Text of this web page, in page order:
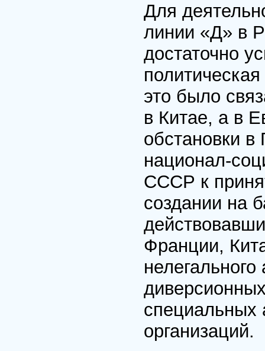
Для
линии «Д» в
достаточно
это было
в Китае, а в
обстановки в
национал-
СССР к
создании на
Франции,
специальных
организаций.